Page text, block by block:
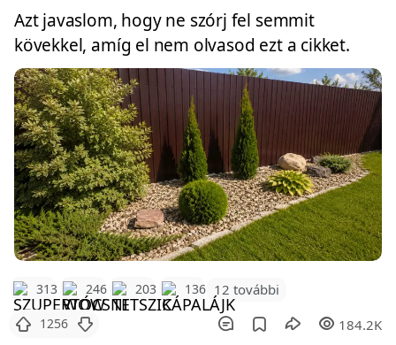
Azt javaslom, hogy ne szórj fel semmit
kövekkel, amíg el nem olvasod ezt a cikket.
313 246 203 136 12 további
1256 184.2K